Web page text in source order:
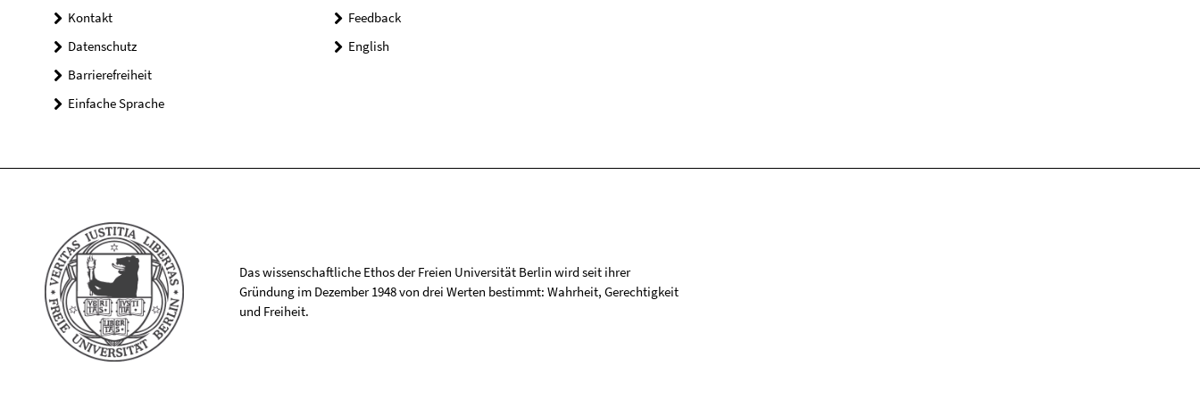
Kontakt
Datenschutz
Barrierefreiheit
Einfache Sprache
Feedback
English
Das wissenschaftliche Ethos der Freien Universität Berlin wird seit ihrer
Gründung im Dezember 1948 von drei Werten bestimmt: Wahrheit, Gerechtigkeit
und Freiheit.